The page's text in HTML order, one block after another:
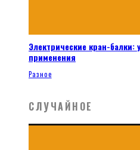
Электрические кран-
применения
Разное
СЛУЧАЙНОЕ